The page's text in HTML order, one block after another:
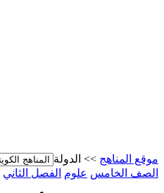
موقع المناهج >> الدولة
الصف الخامس علوم الفصل الثاني